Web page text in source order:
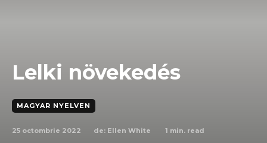
Lelki növekedés
MAGYAR NYELVEN
25 octombrie 2022 de: Ellen White 1 min. read